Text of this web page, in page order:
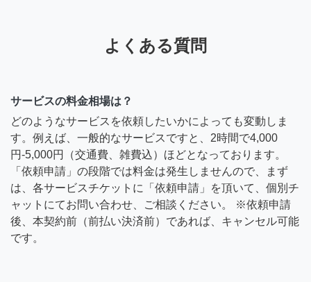
よくある質問
サービスの料金相場は？
どのようなサービスを依頼したいかによっても変動しま
す。例えば、一般的なサービスですと、2時間で4,000
円-5,000円（交通費、雑費込）ほどとなっております。
「依頼申請」の段階では料金は発生しませんので、まず
は、各サービスチケットに「依頼申請」を頂いて、個別チ
ャットにてお問い合わせ、ご相談ください。 ※依頼申請
後、本契約前（前払い決済前）であれば、キャンセル可能
です。